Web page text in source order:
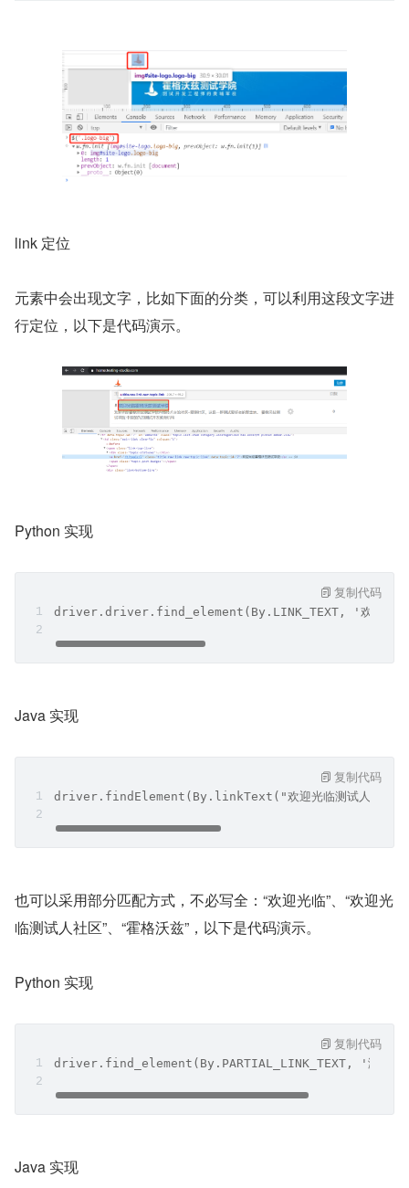
link 定位
元素中会出现文字，比如下面的分类，可以利用这段文字进
行定位，以下是代码演示。
Python 实现
driver.driver.find_element(By.LINK_TEXT, '欢迎光临
复制代码
Java 实现
driver.findElement(By.linkText("欢迎光临测试人社区 |
复制代码
也可以采用部分匹配方式，不必写全：“欢迎光临”、“欢迎光
临测试人社区”、“霍格沃兹”，以下是代码演示。
Python 实现
driver.find_element(By.PARTIAL_LINK_TEXT, '测试人
复制代码
Java 实现